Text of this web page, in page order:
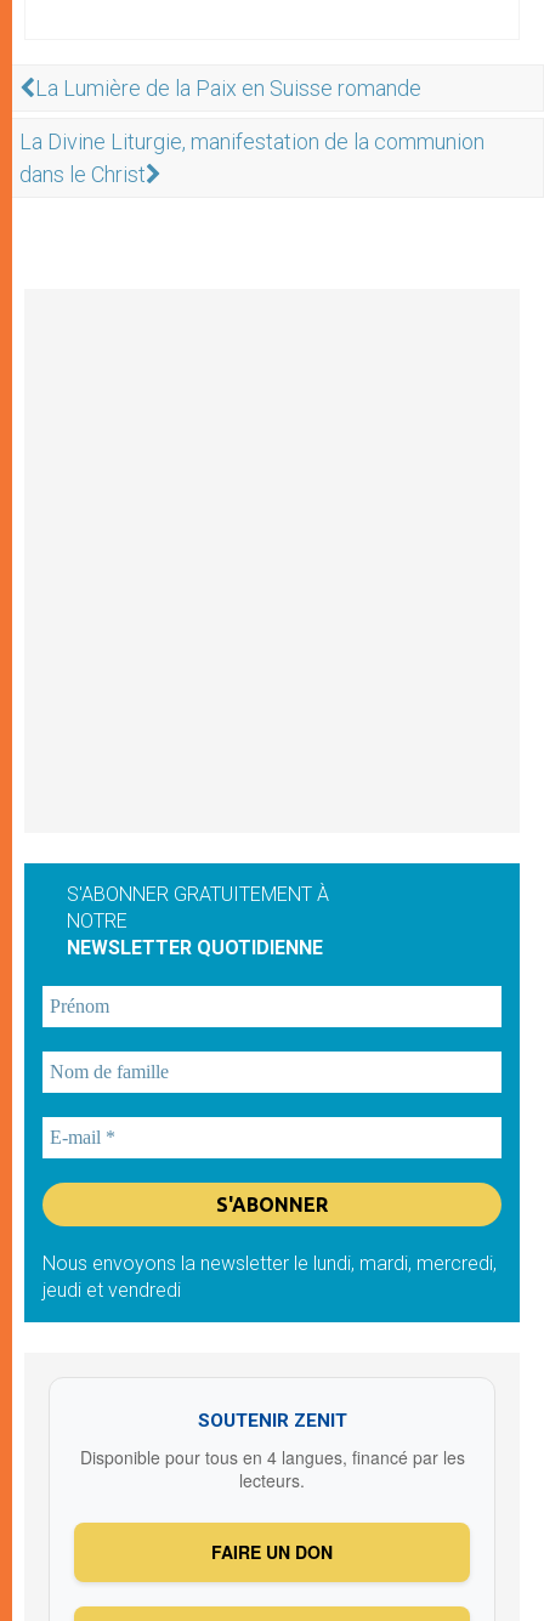
La Lumière de la Paix en Suisse romande
La Divine Liturgie, manifestation de la communion
dans le Christ
S'ABONNER GRATUITEMENT À
NOTRE
NEWSLETTER QUOTIDIENNE
Nous envoyons la newsletter le lundi, mardi, mercredi,
jeudi et vendredi
SOUTENIR ZENIT
Disponible pour tous en 4 langues, financé par les
lecteurs.
FAIRE UN DON